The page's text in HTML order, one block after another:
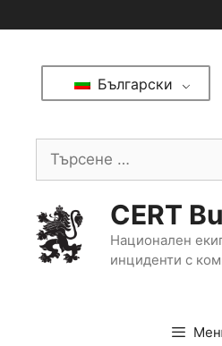
Български
CERT
Национален
инциденти с